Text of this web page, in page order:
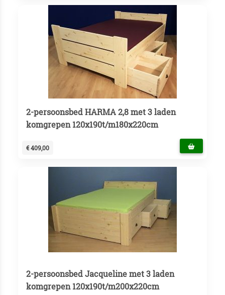
2-persoonsbed HARMA 2,8 met 3 laden
komgrepen 120x190t/m180x220cm
€ 409,00
2-persoonsbed Jacqueline met 3 laden
komgrepen 120x190t/m200x220cm